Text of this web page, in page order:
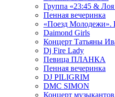
Группа «23:45 &
Пенная вечеринка
«Поезд Молодежи».
Daimond Girls
Концерт Татьяны
Dj Fire Lady
Певица ПЛАНКА
Пенная вечеринка
DJ PILIGRIM
DMC SIMON
Концерт